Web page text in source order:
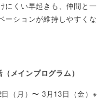
にくい早起きも、仲間と一
ーションが維持しやすくな
メインプログラム）
（月）〜 3月13日（金）※